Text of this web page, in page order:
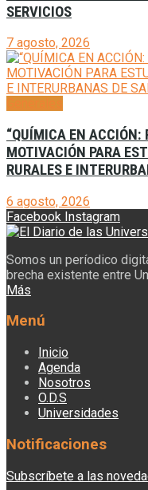
SERVICIOS
7 agosto, 2026
“QUÍMICA EN ACCIÓN:
MOTIVACIÓN PARA
RURALES E
6 agosto, 2026
Facebook Instagram
Somos un períodico
brecha existente entre
Más
Menú
Inicio
Agenda
Nosotros
O.D.S
Universidades
Notificaciones
Subscríbete a las